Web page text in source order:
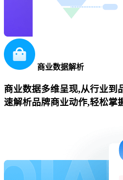
商业数据解析
商业数据多维呈现,从行业到
速解析品牌商业动作,轻松掌